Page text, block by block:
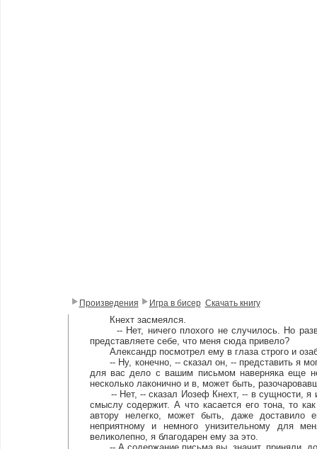
Произведения Игра в бисер Скачать книгу
Кнехт засмеялся.
-- Нет, ничего плохого не случилось. Но
представляете себе, что меня сюда привело?
Александр посмотрел ему в глаза строго и
-- Ну, конечно, -- сказал он, -- представить я
для вас дело с вашим письмом наверняка еще
несколько лаконично и в, может быть,
-- Нет, -- сказал Иозеф Кнехт, -- в сущности, я и
смыслу содержит. А что касается его тона, то
автору нелегко, может быть, даже доставило
неприятному и немного унизительному для
великолепно, я благодарен ему за это.